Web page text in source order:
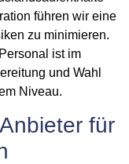
führen wir eine
zu minimieren.
ist im
und Wahl
Niveau.
für